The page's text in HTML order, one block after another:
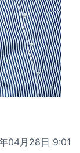
04月28日 9:01